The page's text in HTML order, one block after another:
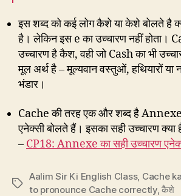
इस शब्द को कई लोग कैशे या केशे बोलते है
है। लेकिन इस e का उच्चारण नहीं होता।
उच्चारण है कैश, वही जो Cash का भी
मूल अर्थ है – मूल्यवान वस्तुओं, हथियारों या
भंडार।
Cache की तरह एक और शब्द है
एनेक्सी बोलते हैं। इसका सही उच्चारण
– CP18: Annexe का सही उच्चारण
Tags
Aalim Sir Ki English Class, Cache
to pronounce Cache correctly,कैशे